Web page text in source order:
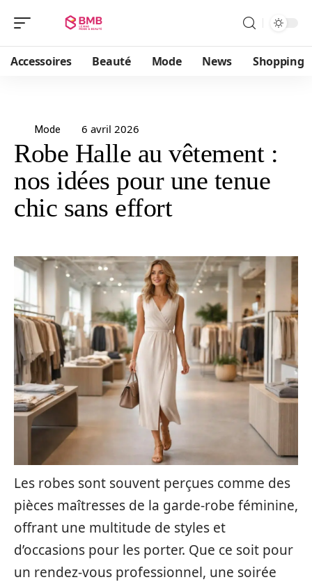
Accessoires Beauté Mode News Shopping
Mode 6 avril 2026
Robe Halle au vêtement :
nos idées pour une tenue
chic sans effort
Les robes sont souvent perçues comme des
pièces maîtresses de la garde-robe féminine,
offrant une multitude de styles et
d’occasions pour les porter. Que ce soit pour
un rendez-vous professionnel, une soirée